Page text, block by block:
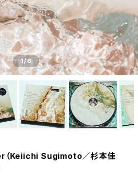
1/6
（Keiichi Sugimoto／杉本佳